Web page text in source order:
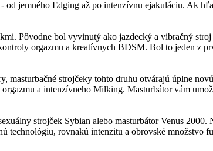
jemného Edging až po intenzívnu ejakuláciu. Ak
Pôvodne bol vyvinutý ako jazdecký a vibračný
orgazmu a kreatívnych BDSM. Bol to jeden z
masturbačné strojčeky tohto druhu otvárajú úplne
a intenzívneho Milking. Masturbátor vám
strojček Sybian alebo masturbátor Venus
technológiu, rovnakú intenzitu a obrovské